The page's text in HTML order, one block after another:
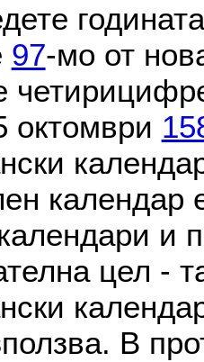
97-мо от
октомври
календар
и
цел -
В